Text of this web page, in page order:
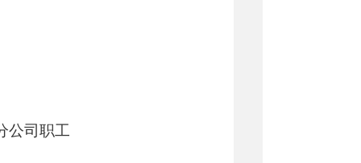
公司职工